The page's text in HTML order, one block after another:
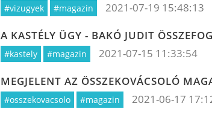
#vizugyek #magazin
2021-07-19 15:48:13
A KASTÉLY ÜGY - BAKÓ JUDIT
#kastely #magazin
2021-07-15 11:33:54
MEGJELENT AZ ÖSSZEKOVÁCSOLÓ
#osszekovacsolo #magazin
2021-06-17